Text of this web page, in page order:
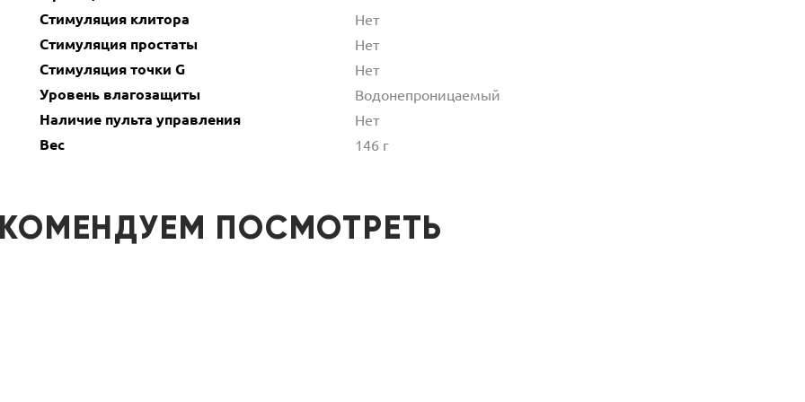
Стимуляция клитора Нет
Стимуляция простаты Нет
Стимуляция точки G Нет
Уровень влагозащиты Водонепроницаемый
Наличие пульта управления Нет
Вес 146 г
ПОСМОТРЕТЬ